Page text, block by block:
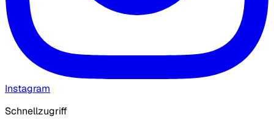
Instagram
Schnellzugriff